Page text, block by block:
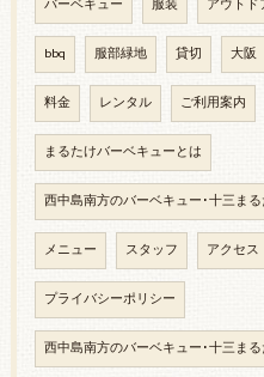
bbq 服部緑地 貸切 大阪
料金 レンタル ご利用案内
まるたけバーベキューとは
西中島南方のバーベキュー･十三ま
メニュー スタッフ アクセス
プライバシーポリシー
西中島南方のバーベキュー･十三ま